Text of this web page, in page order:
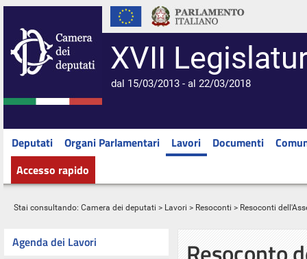
XVII
dal 15/03/2013 - al 22/03/2018
Deputati Organi Parlamentari Lavori Documenti
Accesso rapido
Stai consultando: Camera dei deputati > Lavori > Resoconti > Resoconti
Agenda dei Lavori